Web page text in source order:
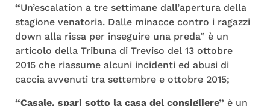
“Un’escalation a tre settimane dall’apertura della
stagione venatoria. Dalle minacce contro i ragazzi
down alla rissa per inseguire una preda” è un
articolo della Tribuna di Treviso del 13 ottobre
2015 che riassume alcuni incidenti ed abusi di
caccia avvenuti tra settembre e ottobre 2015;
“Casale, spari sotto la casa del consigliere” è un